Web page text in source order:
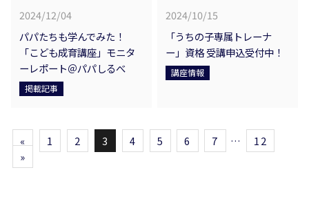
2024/12/04
パパたちも学んでみた！
「こども成育講座」モニタ
ーレポート＠パパしるべ
掲載記事
2024/10/15
「うちの子専属トレーナ
ー」資格 受講申込受付中！
講座情報
« 1 2 3 4 5 6 7 …
12
»